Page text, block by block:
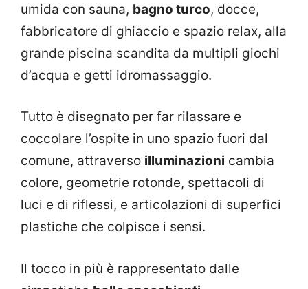
umida con sauna, bagno turco, docce,
fabbricatore di ghiaccio e spazio relax, alla
grande piscina scandita da multipli giochi
d’acqua e getti idromassaggio.
Tutto è disegnato per far rilassare e
coccolare l’ospite in uno spazio fuori dal
comune, attraverso illuminazioni cambia
colore, geometrie rotonde, spettacoli di
luci e di riflessi, e articolazioni di superfici
plastiche che colpisce i sensi.
Il tocco in più è rappresentato dalle